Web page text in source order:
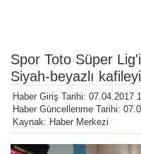
Spor Toto Süper
Siyah-beyazlı
Haber Giriş Tarihi: 07.04.2017
Haber Güncellenme Tarihi:
Kaynak: Haber Merkezi